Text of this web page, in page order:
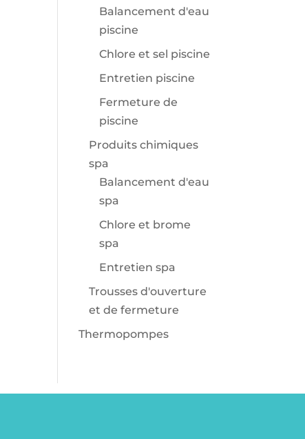
Balancement d'eau
piscine
Chlore et sel piscine
Entretien piscine
Fermeture de
piscine
Produits chimiques
spa
Balancement d'eau
spa
Chlore et brome
spa
Entretien spa
Trousses d'ouverture
et de fermeture
Thermopompes